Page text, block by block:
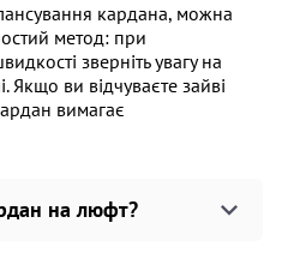
кардана, можна
метод: при
зверніть увагу на
Якщо ви відчуваєте зайві
вимагає
на люфт?